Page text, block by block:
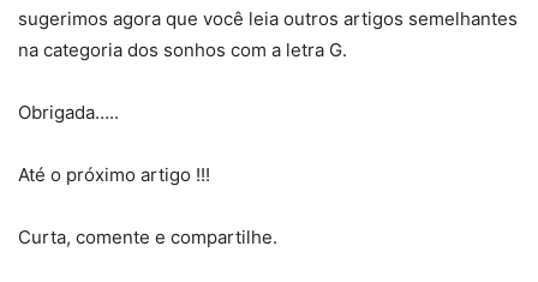
sugerimos agora que você leia outros artigos semelhantes
na categoria dos sonhos com a letra G.
Obrigada…..
Até o próximo artigo !!!
Curta, comente e compartilhe.